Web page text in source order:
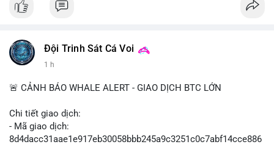
Đội Trinh Sát Cá Voi
1 h
🚨 CẢNH BÁO WHALE ALERT - GIAO DỊCH BTC LỚN
Chi tiết giao dịch:
- Mã giao dịch:
8d4dacc31aae1e917eb30058bbb245a9c3251c0c7abf14cce886